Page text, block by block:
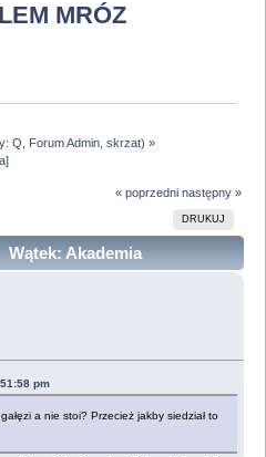
MRÓZ
Q Forum Admin ,skrzat) »
« poprzedni następny »
DRUKUJ
Wątek: Akademia
(Przeczytany 1021833
pm
a nie stoi? Przecież jakby siedział to